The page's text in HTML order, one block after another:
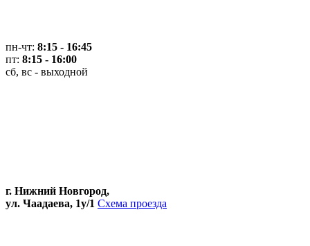
пн-чт: 8:15 - 16:45
пт: 8:15 - 16:00
сб, вс - выходной
г. Нижний Новгород,
ул. Чаадаева, 1у/1 Схема проезда